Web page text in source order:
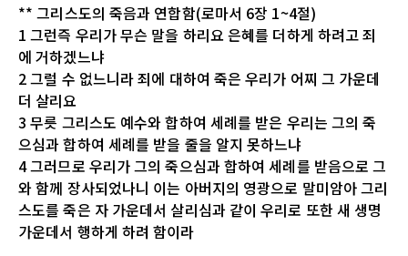
** 그리스도의 죽음과 연합함(로마서 6장 1~4절)
1 그런즉 우리가 무슨 말을 하리요 은혜를 더하게 하려고 죄
에 거하겠느냐
2 그럴 수 없느니라 죄에 대하여 죽은 우리가 어찌 그 가운데
더 살리요
3 무릇 그리스도 예수와 합하여 세례를 받은 우리는 그의 죽
으심과 합하여 세례를 받을 줄을 알지 못하느냐
4 그러므로 우리가 그의 죽으심과 합하여 세례를 받음으로 그
와 함께 장사되었나니 이는 아버지의 영광으로 말미암아 그리
스도를 죽은 자 가운데서 살리심과 같이 우리로 또한 새 생명
가운데서 행하게 하려 함이라